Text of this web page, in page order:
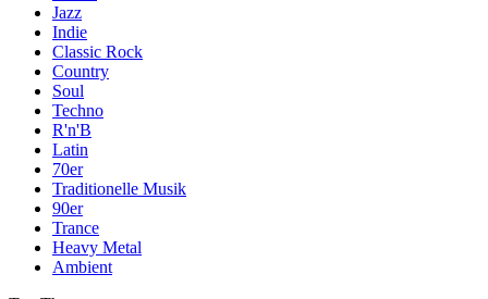
Jazz
Indie
Classic Rock
Country
Soul
Techno
R'n'B
Latin
70er
Traditionelle Musik
90er
Trance
Heavy Metal
Ambient